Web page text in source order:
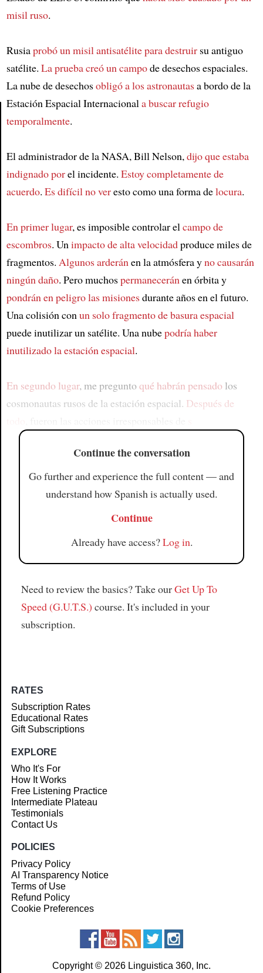
misil ruso.
Rusiaprobó un misil antisatélite para destruirsu antiguo
satélite. La prueba creó un campode desechos espaciales.
La nube de desechosobligó a los astronautasa bordo de la
Estación Espacial Internacionala buscar refugio
temporalmente.
El administrador de la NASA, Bill Nelson,dijo que estaba
indignado porel incidente. Estoy completamente de
acuerdo. Es difícil no veresto como una forma delocura.
En primer lugar, es imposible controlar elcampo de
escombros. Unimpacto de alta velocidadproduce miles de
fragmentos. Algunos arderánen la atmósfera yno causarán
ningún daño. Pero muchospermaneceránen órbita y
pondrán en peligro las misionesdurante años en el futuro.
Una colisión conun solo fragmento de basura espacial
puede inutilizar un satélite. Una nubepodría haber
inutilizado la estación espacial.
En segundo lugar, me preguntoqué habrán pensado los
cosmonautas rusos de la estación espacial. Después de
Continue the conversation
Go further and experience the full content — and
understand how Spanish is actually used.
Continue
Already have access?Log in.
Need to review the basics? Take ourGet Up To
Speed (G.U.T.S.) course. It's included in your
subscription.
RATES
Subscription Rates
Educational Rates
Gift Subscriptions
EXPLORE
Who It's For
How It Works
Free Listening Practice
Intermediate Plateau
Testimonials
Contact Us
POLICIES
Privacy Policy
AI Transparency Notice
Terms of Use
Refund Policy
Cookie Preferences
Copyright © 2026 Linguistica 360, Inc.